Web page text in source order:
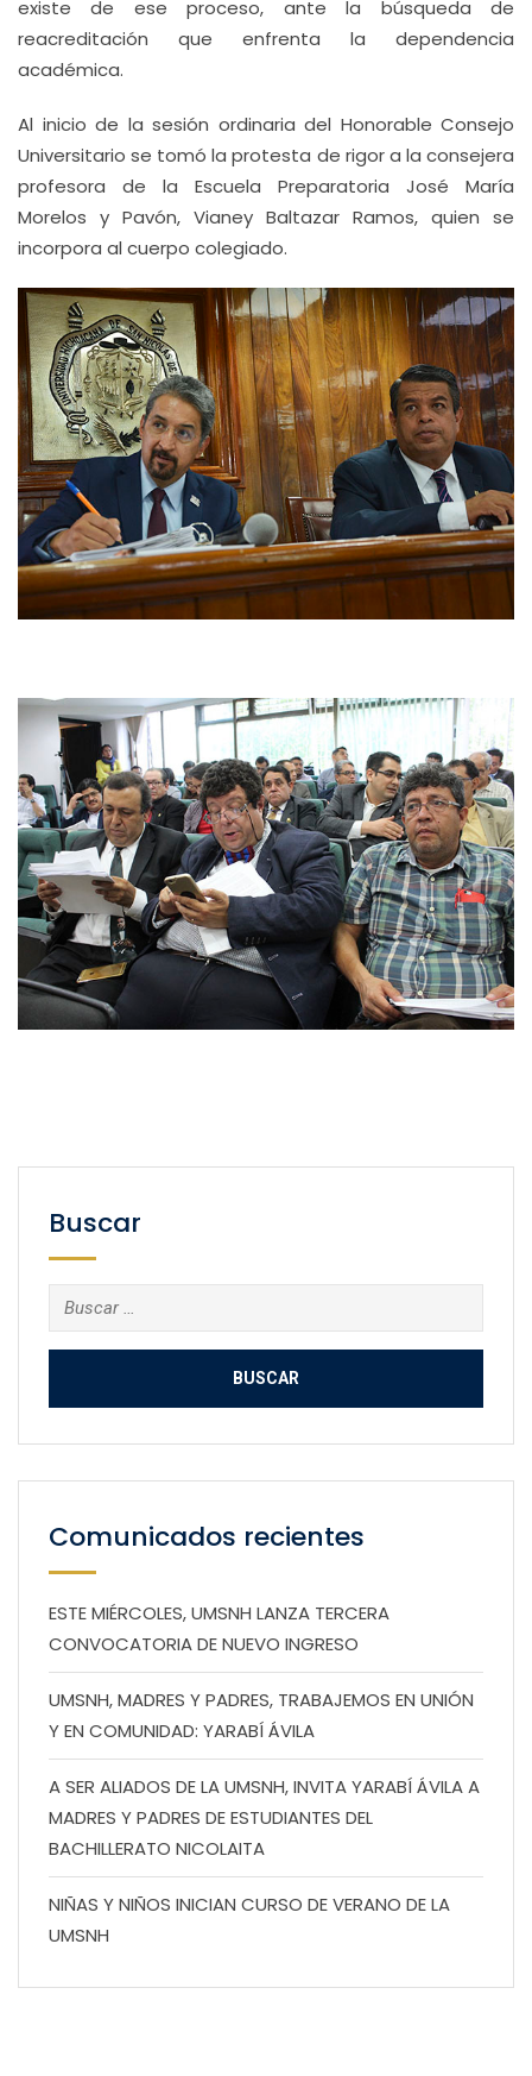
existe de ese proceso, ante la búsqueda de
reacreditación que enfrenta la dependencia
académica.
Al inicio de la sesión ordinaria del Honorable Consejo
Universitario se tomó la protesta de rigor a la consejera
profesora de la Escuela Preparatoria José María
Morelos y Pavón, Vianey Baltazar Ramos, quien se
incorpora al cuerpo colegiado.
Buscar
Buscar:
Comunicados recientes
ESTE MIÉRCOLES, UMSNH LANZA TERCERA
CONVOCATORIA DE NUEVO INGRESO
UMSNH, MADRES Y PADRES, TRABAJEMOS EN UNIÓN
Y EN COMUNIDAD: YARABÍ ÁVILA
A SER ALIADOS DE LA UMSNH, INVITA YARABÍ ÁVILA A
MADRES Y PADRES DE ESTUDIANTES DEL
BACHILLERATO NICOLAITA
NIÑAS Y NIÑOS INICIAN CURSO DE VERANO DE LA
UMSNH